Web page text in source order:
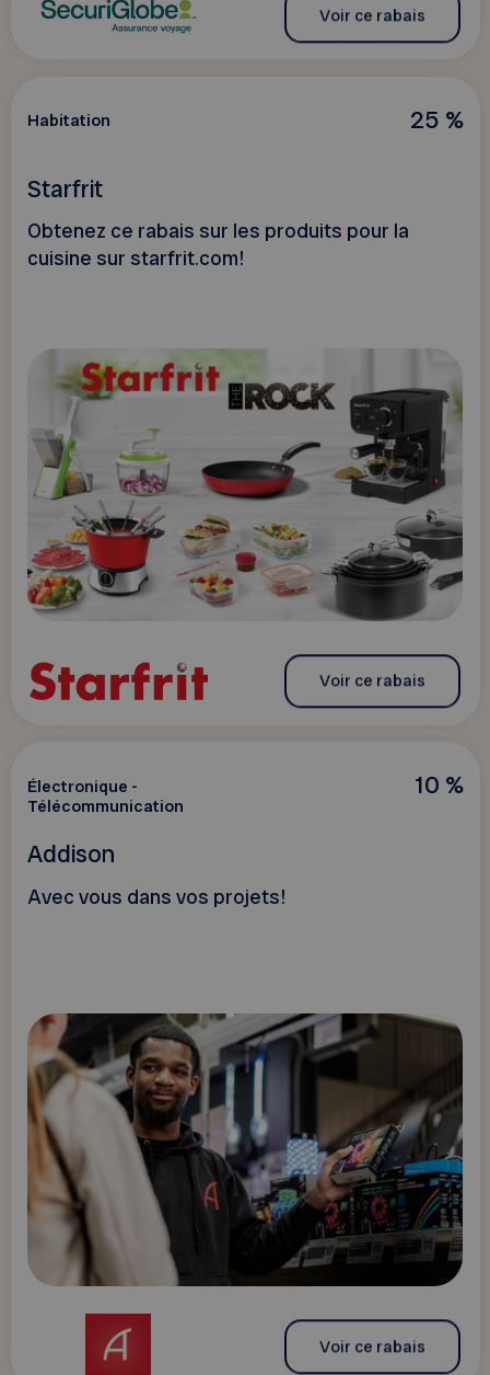
Voir ce rabais
25 %
Habitation
Starfrit
Obtenez ce rabais sur les produits pour la
cuisine sur starfrit.com!
Voir ce rabais
10 %
Électronique -
Télécommunication
Addison
Avec vous dans vos projets!
Voir ce rabais